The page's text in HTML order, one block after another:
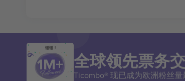
谢谢！
全球领先票务
Ticombo® 现已成为欧洲粉丝